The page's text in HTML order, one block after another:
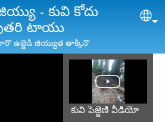
- కువి కోదు
టాయు
ఉజ్జెడి జియ్యుత తాక్కినొ
కువి పెజ్జెణి వీడియో